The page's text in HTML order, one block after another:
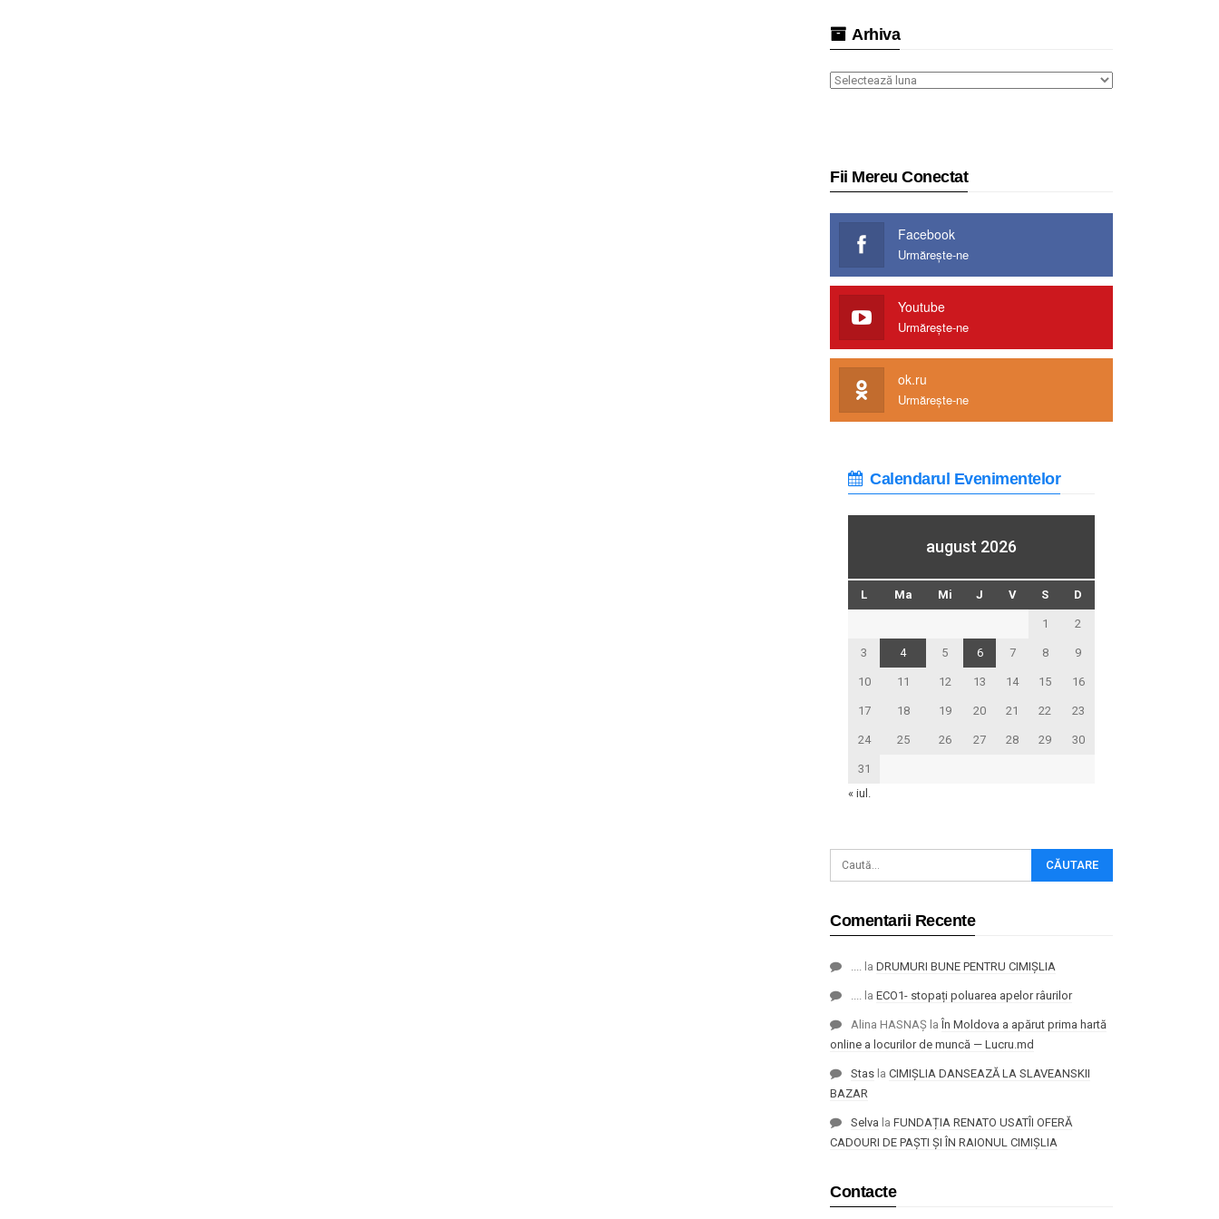
Arhiva
Arhiva
Fii Mereu Conectat
Facebook
Urmărește-ne
Youtube
Urmărește-ne
ok.ru
Urmărește-ne
Calendarul Evenimentelor
august 2026
L Ma Mi J V S D
1 2
3 4 5 6 7 8 9
10 11 12 13 14 15 16
17 18 19 20 21 22 23
24 25 26 27 28 29 30
31
« iul.
Comentarii Recente
la DRUMURI BUNE PENTRU CIMIȘLIA
la ECO1- stopați poluarea apelor râurilor
Alina HASNAȘ la În Moldova a apărut prima hartă
online a locurilor de muncă — Lucru.md
Stas la CIMIȘLIA DANSEAZĂ LA SLAVEANSKII
BAZAR
Selva la FUNDAȚIA RENATO USATÎI OFERĂ
CADOURI DE PAȘTI ȘI ÎN RAIONUL CIMIȘLIA
Contacte